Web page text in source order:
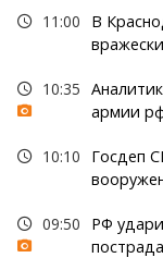
11:00
В
10:35
армии
10:10
Госдеп
09:50
РФ